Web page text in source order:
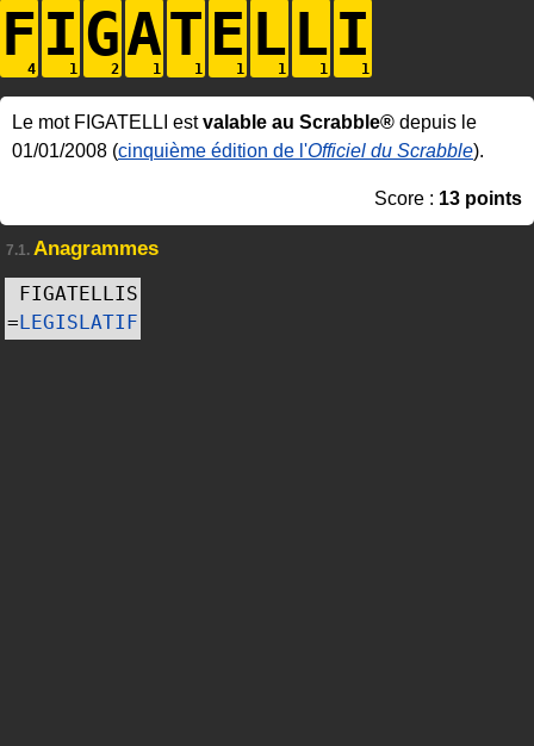
FIGATE LLI
Le mot FIGATELLI estvalable au Scrabble® depuis le
01/01/2008 (cinquième édition de l'Officiel du Scrabble).
Score : 13 points
7.1. Anagrammes
FIGATELLIS
=LEGISLATIF